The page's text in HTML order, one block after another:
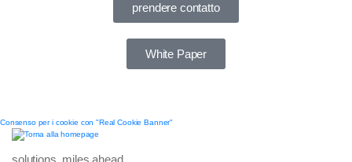
prendere contatto
White Paper
Consenso per i cookie con "Real Cookie Banner"
solutions. miles ahead.